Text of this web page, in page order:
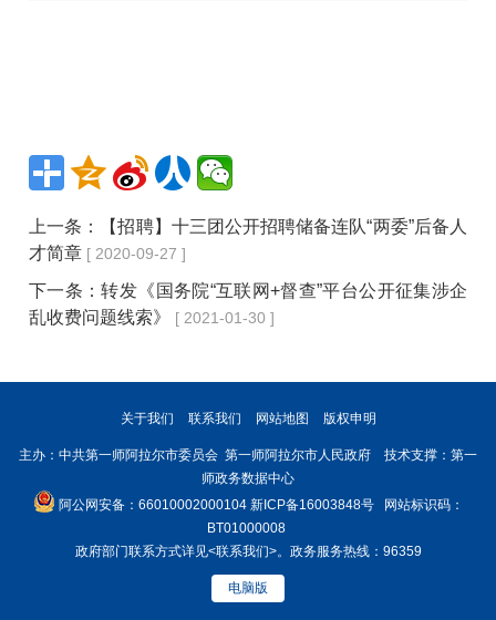
上一条：
【招聘】十三团公开招聘储备连队“两委”后备人
才简章 [ 2020-09-27 ]
下一条：转发《国务院“互联网+督查”平台公开征集涉企
乱收费问题线索》
[ 2021-01-30 ]
关于我们 联系我们 网站地图 版权申明
主办：中共第一师阿拉尔市委员会 第一师阿拉尔市人民政府 技术支撑：第一
师政务数据中心
阿公网安备：66010002000104 新ICP备16003848号网站标识码：
BT01000008
政府部门联系方式详见<联系我们>。政务服务热线：96359
电脑版